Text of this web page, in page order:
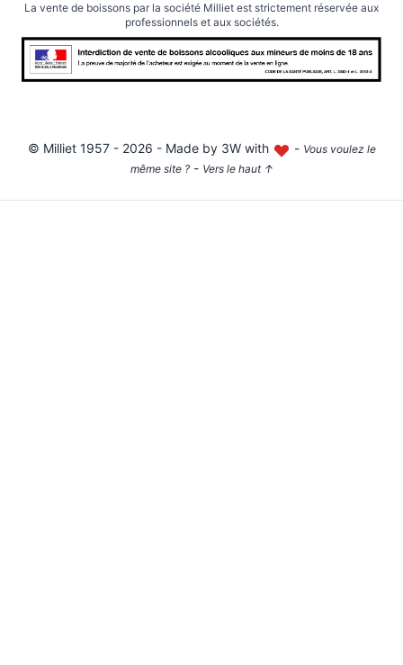
La vente de boissons par la société Milliet est strictement réservée aux
professionnels et aux sociétés.
© Milliet1957 - 2026 - Made by 3W with - Vous voulez le
même site ?- Vers le haut ↑